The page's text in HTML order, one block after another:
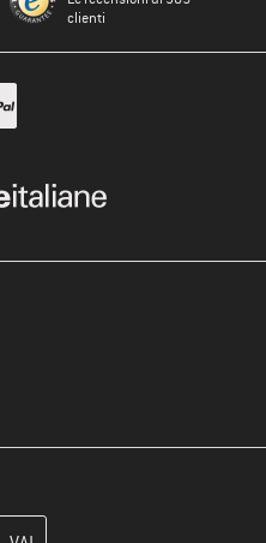
clienti
e crea il tuo account cliente